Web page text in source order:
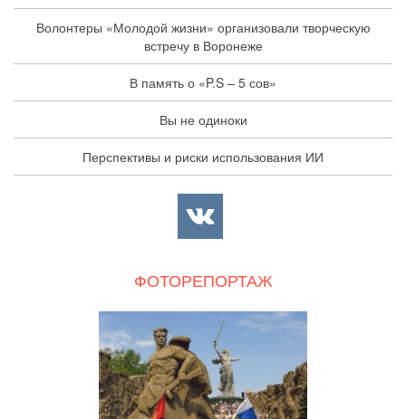
Волонтеры «Молодой жизни» организовали творческую
встречу в Воронеже
В память о «P.S – 5 сов»
Вы не одиноки
Перспективы и риски использования ИИ
ФОТОРЕПОРТАЖ